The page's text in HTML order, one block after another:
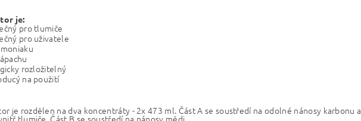
je:
pro tlumiče
pro uživatele
rozložitelný
na použití
je rozdělen na dva koncentráty - 2x 473 ml. Část A se soustředí na odolné nánosy karbonu a